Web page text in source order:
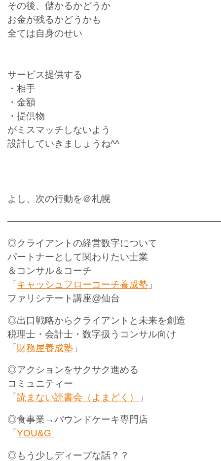
その後、儲かるかどうか
お金が残るかどうかも
全ては自身のせい
サービス提供する
・相手
・金額
・提供物
がミスマッチしないよう
設計していきましょうね^^
よし、次の行動を＠札幌
◎クライアントの経営数字について
パートナーとして関わりたい士業
＆コンサル＆コーチ
「キャッシュフローコーチ養成塾 」
ファリシテート講座@仙台
◎出口戦略からクライアントと未来を創造
税理士・会計士・数字扱うコンサル向け
「財務屋養成塾 」
◎アクションをサクサク進める
コミュニティー
「 読まない読書会（よまどく） 」
◎食事業 →パウンドケーキ専門店
「 YOU&G 」
◎もう少しディープな話？？